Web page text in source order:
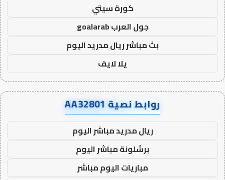
كورة سيتي
جول العرب goalarab
بث مباشر ريال مدريد اليوم
يلا لايف
روابط نصية AA32801
ريال مدريد مباشر اليوم
برشلونة مباشر اليوم
مباريات اليوم مباشر